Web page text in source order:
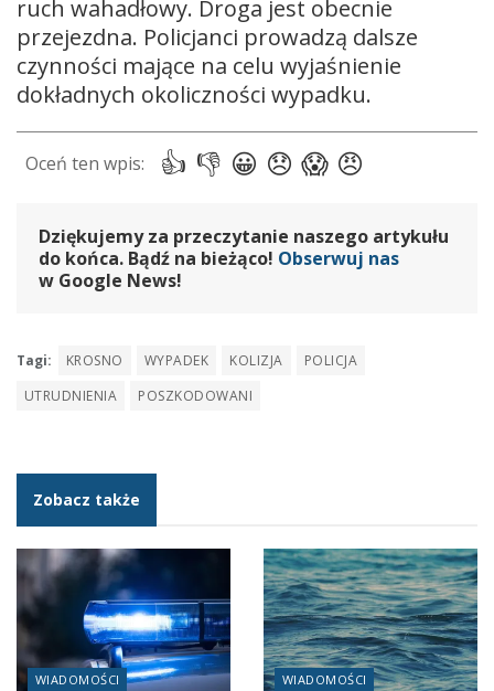
ruch wahadłowy. Droga jest obecnie
przejezdna. Policjanci prowadzą dalsze
czynności mające na celu wyjaśnienie
dokładnych okoliczności wypadku.
Dziękujemy za przeczytanie naszego artykułu
do końca. Bądź na bieżąco! Obserwuj nas
w Google News!
Tagi: KROSNO WYPADEK KOLIZJA
POLICJA
UTRUDNIENIA
POSZKODOWANI
Zobacz także
WIADOMOŚCI WIADOMOŚCI